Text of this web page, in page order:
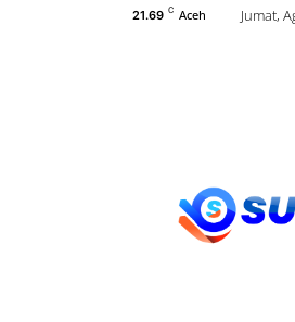
21.69 C Aceh Jumat,